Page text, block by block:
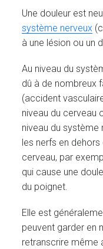
Une douleur est
système nerveux
à une lésion ou un
Au niveau du
dû à de nombreux
(accident
niveau du cerveau
niveau du système
les nerfs en
cerveau, par
qui cause une
du poignet.
Elle est
peuvent garder en
retranscrire même